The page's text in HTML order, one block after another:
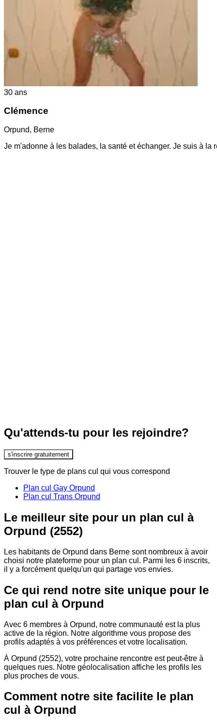
30 ans
Clémence
Orpund, Berne
Je m'adonne à les balades, la santé et échanger. Je suis à
Qu'attends-tu pour les rejoindre?
s'inscrire gratuitement
Trouver le type de plans cul qui vous correspond
Plan cul Gay Orpund
Plan cul Trans Orpund
Le meilleur site pour un plan cul à
Orpund (2552)
Les habitants de Orpund dans Berne sont nombreux à avoir
choisi notre plateforme pour un plan cul. Parmi les 6 inscrits,
il y a forcément quelqu'un qui partage vos envies.
Ce qui rend notre site unique pour le
plan cul à Orpund
Avec 6 membres à Orpund, notre communauté est la plus
active de la région. Notre algorithme vous propose des
profils adaptés à vos préférences et votre localisation.
À Orpund (2552), votre prochaine rencontre est peut-être à
quelques rues. Notre géolocalisation affiche les profils les
plus proches de vous.
Comment notre site facilite le plan
cul à Orpund